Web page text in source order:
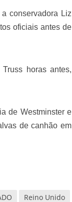
conservadora Liz
oficiais antes de
horas antes,
de Westminster e
de canhão em
Reino Unido